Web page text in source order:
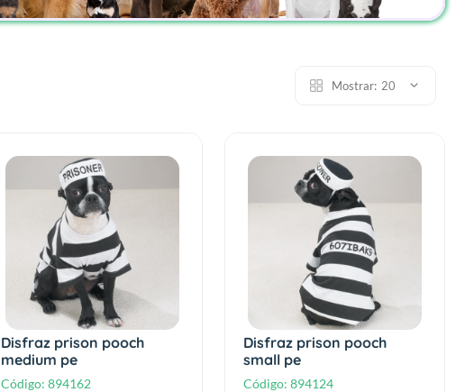
Mostrar: 20
Disfraz prison pooch
medium pe
Código:894162
Disfraz prison pooch
small pe
Código:894124